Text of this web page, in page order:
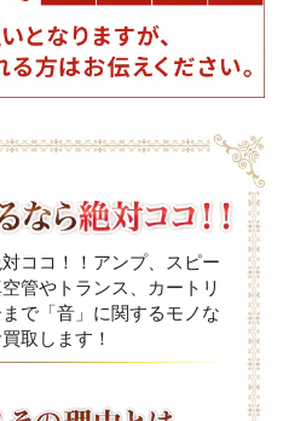
ココ！！アンプ、スピー
管やトランス、カートリ
で「音」に関するモノな
取します！